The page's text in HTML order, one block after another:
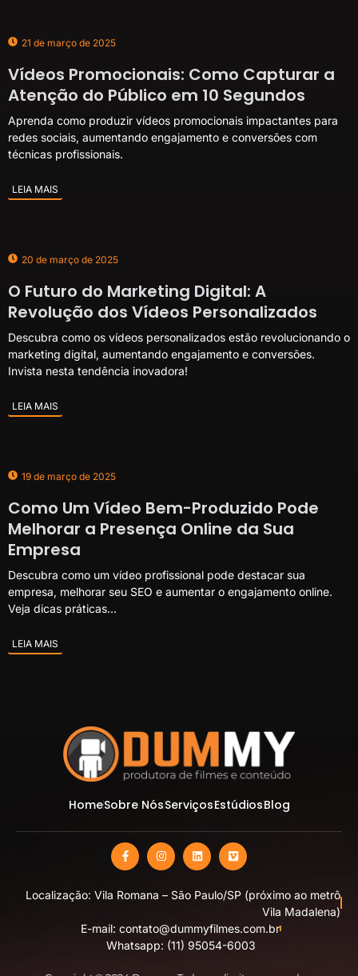
21 de março de 2025
Vídeos Promocionais: Como Capturar a
Atenção do Público em 10 Segundos
Aprenda como produzir vídeos promocionais impactantes para
redes sociais, aumentando engajamento e conversões com
técnicas profissionais.
LEIA MAIS
20 de março de 2025
O Futuro do Marketing Digital: A
Revolução dos Vídeos Personalizados
Descubra como os vídeos personalizados estão revolucionando o
marketing digital, aumentando engajamento e conversões.
Invista nesta tendência inovadora!
LEIA MAIS
19 de março de 2025
Como Um Vídeo Bem-Produzido Pode
Melhorar a Presença Online da Sua
Empresa
Descubra como um vídeo profissional pode destacar sua
empresa, melhorar seu SEO e aumentar o engajamento online.
Veja dicas práticas...
LEIA MAIS
HomeSobre NósServiçosEstúdiosBlog
Localização: Vila Romana – São Paulo/SP (próximo ao metrô
Vila Madalena)
E-mail: contato@dummyfilmes.com.br
Whatsapp: (11) 95054-6003